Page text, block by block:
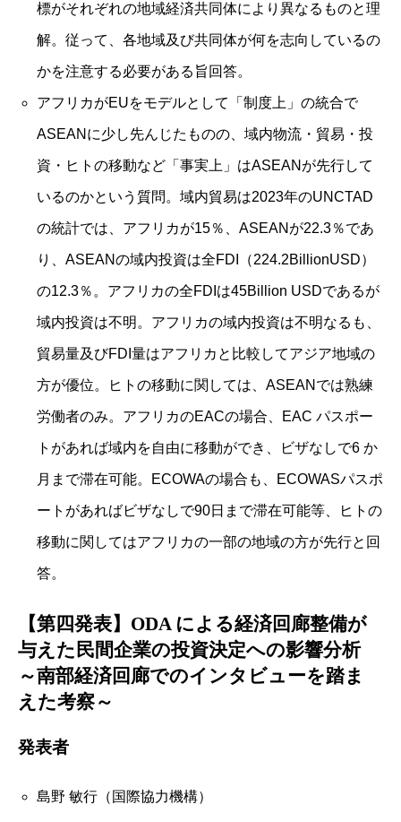
標がそれぞれの地域経済共同体により異なるものと理
解。従って、各地域及び共同体が何を志向しているの
かを注意する必要がある旨回答。
アフリカがEUをモデルとして「制度上」の統合で
ASEANに少し先んじたものの、域内物流・貿易・投
資・ヒトの移動など「事実上」はASEANが先行して
いるのかという質問。域内貿易は2023年のUNCTAD
の統計では、アフリカが15％、ASEANが22.3％であ
り、ASEANの域内投資は全FDI（224.2BillionUSD）
の12.3％。アフリカの全FDIは45Billion USDであるが
域内投資は不明。アフリカの域内投資は不明なるも、
貿易量及びFDI量はアフリカと比較してアジア地域の
方が優位。ヒトの移動に関しては、ASEANでは熟練
労働者のみ。アフリカのEACの場合、EAC パスポー
トがあれば域内を自由に移動ができ、ビザなしで6 か
月まで滞在可能。ECOWAの場合も、ECOWASパスポ
ートがあればビザなしで90日まで滞在可能等、ヒトの
移動に関してはアフリカの一部の地域の方が先行と回
答。
【第四発表】ODA による経済回廊整備が
与えた民間企業の投資決定への影響分析
～南部経済回廊でのインタビューを踏ま
えた考察～
発表者
島野 敏行（国際協力機構）